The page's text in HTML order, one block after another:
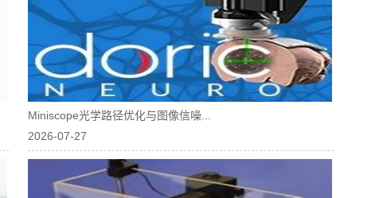
Miniscope光学路径优化与图像信噪...
2026-07-27